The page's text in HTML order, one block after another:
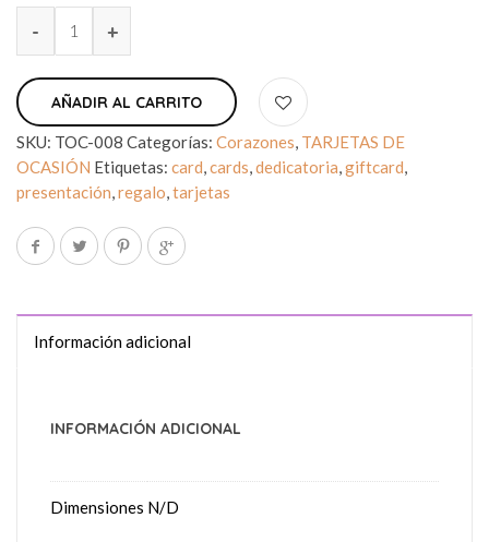
AÑADIR AL CARRITO
SKU: TOC-008 Categorías: Corazones, TARJETAS DE
OCASIÓN Etiquetas: card,cards,dedicatoria,giftcard,
presentación,regalo,tarjetas
Información adicional
INFORMACIÓN ADICIONAL
Dimensiones N/D